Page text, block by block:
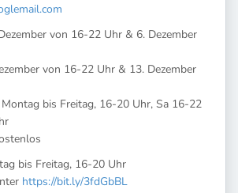
von 16-22 Uhr & 6. Dezember
von 16-22 Uhr & 13. Dezember
Montag bis Freitag, 16-20 Uhr, Sa 16-22
bis Freitag, 16-20 Uhr
https://bit.ly/3fdGbBL